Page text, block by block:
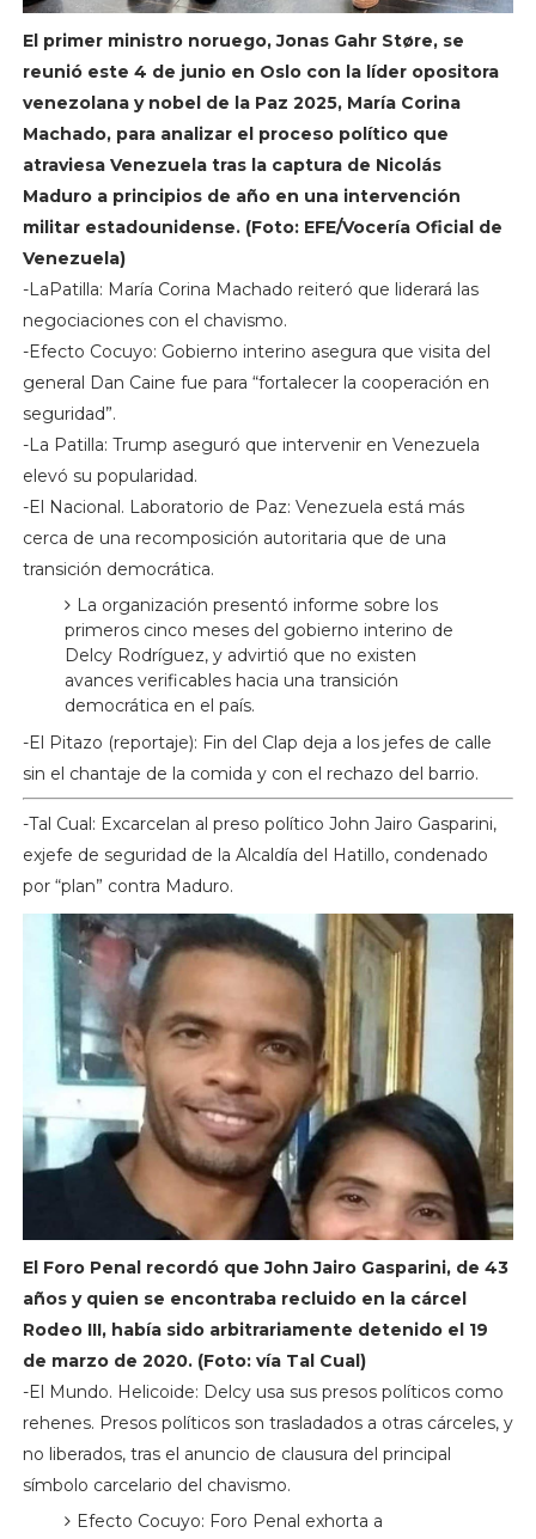
El primer ministro noruego, Jonas Gahr Støre, se
reunió este 4 de junio en Oslo con la líder opositora
venezolana y nobel de la Paz 2025, María Corina
Machado, para analizar el proceso político que
atraviesa Venezuela tras la captura de Nicolás
Maduro a principios de año en una intervención
militar estadounidense. (Foto: EFE/Vocería Oficial de
Venezuela)
-LaPatilla: María Corina Machado reiteró que liderará las
negociaciones con el chavismo.
-Efecto Cocuyo: Gobierno interino asegura que visita del
general Dan Caine fue para “fortalecer la cooperación en
seguridad”.
-La Patilla: Trump aseguró que intervenir en Venezuela
elevó su popularidad.
-El Nacional. Laboratorio de Paz: Venezuela está más
cerca de una recomposición autoritaria que de una
transición democrática.
La organización presentó informe sobre los
primeros cinco meses del gobierno interino de
Delcy Rodríguez, y advirtió que no existen
avances verificables hacia una transición
democrática en el país.
-El Pitazo (reportaje): Fin del Clap deja a los jefes de calle
sin el chantaje de la comida y con el rechazo del barrio.
-Tal Cual: Excarcelan al preso político John Jairo Gasparini,
exjefe de seguridad de la Alcaldía del Hatillo, condenado
por “plan” contra Maduro.
El Foro Penal recordó que John Jairo Gasparini, de 43
años y quien se encontraba recluido en la cárcel
Rodeo III, había sido arbitrariamente detenido el 19
de marzo de 2020. (Foto: vía Tal Cual)
-El Mundo. Helicoide: Delcy usa sus presos políticos como
rehenes. Presos políticos son trasladados a otras cárceles, y
no liberados, tras el anuncio de clausura del principal
símbolo carcelario del chavismo.
Efecto Cocuyo: Foro Penal exhorta a